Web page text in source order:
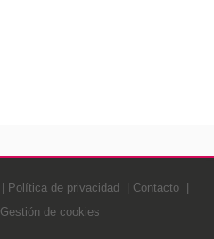
Política de privacidad
Contacto
Gestión de cookies